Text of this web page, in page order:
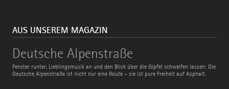
AUS UNSEREM MAGAZIN
Deutsche Alpenstraße
Fenster runter, Lieblingsmusik an und den Blick über die Gipfel schweifen lassen: Die
Deutsche Alpenstraße ist nicht nur eine Route – sie ist pure Freiheit auf Asphalt.
Deutsche
Alpenstraße